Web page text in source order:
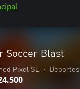
Soccer Blast
Pixel SL • Deportes